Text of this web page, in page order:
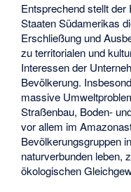
Entsprechend stellt
Staaten Südamerikas
Erschließung und
zu territorialen und
Interessen der
Bevölkerung.
massive
Straßenbau, Boden-
vor allem im
Bevölkerungsgruppen
naturverbunden leben,
ökologischen